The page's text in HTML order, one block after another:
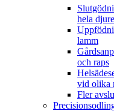
hela
lamm
och raps
vid olika
Fler